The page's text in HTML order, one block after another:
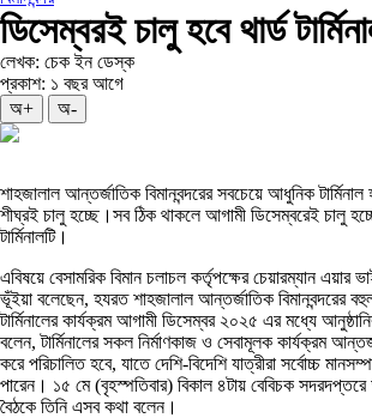
ডিসেম্বরই চালু হবে থার্ড
লেখক: চেক ইন ডেস্ক
প্রকাশ: ১ বছর আগে
অ+
অ-
শাহজালাল আন্তর্জাতিক বিমানবন্দরের সবচেয়ে আধুনিক টার্মিনাল
শীঘ্রই চালু হচ্ছে।সব ঠিক থাকলে আগামী ডিসেম্বরেই চালু
টার্মিনালটি।
এবিষয়ে বেসামরিক বিমান চলাচল কর্তৃপক্ষের চেয়ারম্যান এয়ার
ভূঁইয়া বলেছেন, হযরত শাহজালাল আন্তর্জাতিক বিমানবন্দরের
টার্মিনালের কার্যক্রম আগামী ডিসেম্বর ২০২৫ এর মধ্যে
বলেন, টার্মিনালের সকল নির্মাণকাজ ও সেবামূলক কার্যক্রম
করে পরিচালিত হবে, যাতে দেশি-বিদেশি যাত্রীরা সর্বোচ্চ
পারেন। ১৫ মে (বৃহস্পতিবার) বিকাল ৪টায় বেবিচক
বৈঠকে তিনি এসব কথা বলেন।